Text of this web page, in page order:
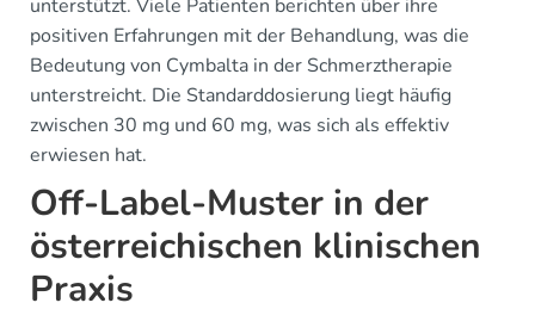
unterstützt. Viele Patienten berichten über ihre
positiven Erfahrungen mit der Behandlung, was die
Bedeutung von Cymbalta in der Schmerztherapie
unterstreicht. Die Standarddosierung liegt häufig
zwischen 30 mg und 60 mg, was sich als effektiv
erwiesen hat.
Off-Label-Muster in der
österreichischen klinischen
Praxis